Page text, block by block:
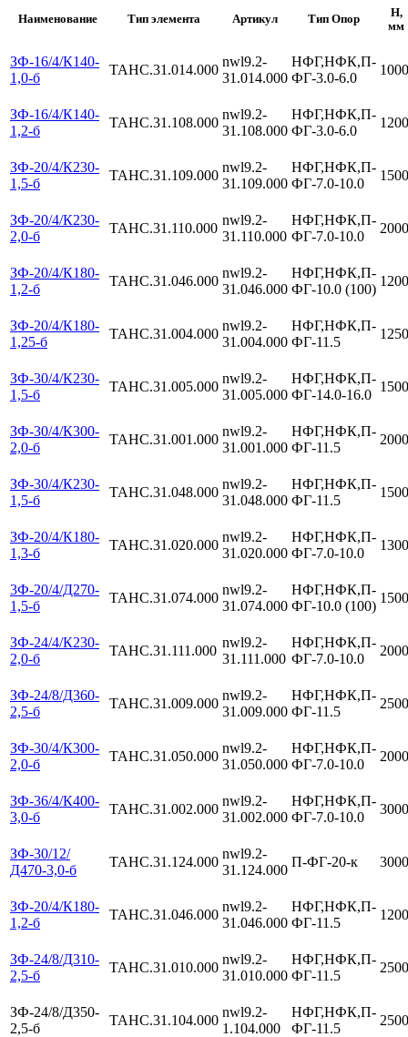
Наименование Тип элемента Артикул Тип Опор
H,
мм
ЗФ-16/4/К140-
1,0-б
ТАНС.31.014.000
nwl9.2-
31.014.000
НФГ,НФК,П-
ФГ-3.0-6.0
1000
ЗФ-16/4/К140-
1,2-б
ТАНС.31.108.000
nwl9.2-
31.108.000
НФГ,НФК,П-
ФГ-3.0-6.0
1200
ЗФ-20/4/К230-
1,5-б
ТАНС.31.109.000
nwl9.2-
31.109.000
НФГ,НФК,П-
ФГ-7.0-10.0
1500
ЗФ-20/4/К230-
2,0-б
ТАНС.31.110.000
nwl9.2-
31.110.000
НФГ,НФК,П-
ФГ-7.0-10.0
2000
ЗФ-20/4/К180-
1,2-б
ТАНС.31.046.000
nwl9.2-
31.046.000
НФГ,НФК,П-
ФГ-10.0 (100)
1200
ЗФ-20/4/К180-
1,25-б
ТАНС.31.004.000
nwl9.2-
31.004.000
НФГ,НФК,П-
ФГ-11.5
1250
ЗФ-30/4/К230-
1,5-б
ТАНС.31.005.000
nwl9.2-
31.005.000
НФГ,НФК,П-
ФГ-14.0-16.0
1500
ЗФ-30/4/К300-
2,0-б
ТАНС.31.001.000
nwl9.2-
31.001.000
НФГ,НФК,П-
ФГ-11.5
2000
ЗФ-30/4/К230-
1,5-б
ТАНС.31.048.000
nwl9.2-
31.048.000
НФГ,НФК,П-
ФГ-11.5
1500
ЗФ-20/4/К180-
1,3-б
ТАНС.31.020.000
nwl9.2-
31.020.000
НФГ,НФК,П-
ФГ-7.0-10.0
1300
3Ф-20/4/Д270-
1,5-б
ТАНС.31.074.000
nwl9.2-
31.074.000
НФГ,НФК,П-
ФГ-10.0 (100)
1500
ЗФ-24/4/К230-
2,0-б
ТАНС.31.111.000
nwl9.2-
31.111.000
НФГ,НФК,П-
ФГ-7.0-10.0
2000
ЗФ-24/8/Д360-
2,5-б
ТАНС.31.009.000
nwl9.2-
31.009.000
НФГ,НФК,П-
ФГ-11.5
2500
ЗФ-30/4/К300-
2,0-б
ТАНС.31.050.000
nwl9.2-
31.050.000
НФГ,НФК,П-
ФГ-7.0-10.0
2000
ЗФ-36/4/К400-
3,0-б
ТАНС.31.002.000
nwl9.2-
31.002.000
НФГ,НФК,П-
ФГ-7.0-10.0
3000
ЗФ-30/12/
Д470-3,0-б
ТАНС.31.124.000
nwl9.2-
31.124.000
П-ФГ-20-к 3000
ЗФ-20/4/К180-
1,2-б
ТАНС.31.046.000
nwl9.2-
31.046.000
НФГ,НФК,П-
ФГ-11.5
1200
ЗФ-24/8/Д310-
2,5-б
ТАНС.31.010.000
nwl9.2-
31.010.000
НФГ,НФК,П-
ФГ-11.5
2500
ЗФ-24/8/Д350-
2,5-б
ТАНС.31.104.000
nwl9.2-
1.104.000
НФГ,НФК,П-
ФГ-11.5
2500